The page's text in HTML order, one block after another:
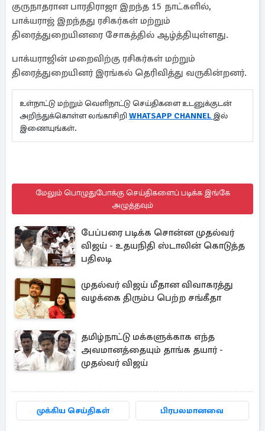
குருநாதரான பாரதிராஜா இறந்த 15 நாட்களில்,
பாக்யராஜ் இறந்தது ரசிகர்கள் மற்றும்
திரைத்துறையினரை சோகத்தில் ஆழ்த்தியுள்ளது.
பாக்யராஜின் மறைவிற்கு ரசிகர்கள் மற்றும்
திரைத்துறையினர் இரங்கல் தெரிவித்து வருகின்றனர்.
உள்நாட்டு மற்றும் வெளிநாட்டு செய்திகளை உடனுக்குடன்
அறிந்துக்கொள்ள லங்காசிறி WHATSAPP CHANNEL இல்
இணையுங்கள்.
மேலும் பொழுதுபோக்கு செய்திகளைப் படிக்க இங்கே
அழுத்தவும்
பேப்பரை படிக்க சொன்ன முதல்வர்
விஜய் - உதயநிதி ஸ்டாலின் கொடுத்த
பதிலடி
முதல்வர் விஜய் மீதான விவாகரத்து
வழக்கை திரும்ப பெற்ற சங்கீதா
தமிழ்நாட்டு மக்களுக்காக எந்த
அவமானத்தையும் தாங்க தயார் -
முதல்வர் விஜய்
முக்கிய செய்திகள் பிரபலமானவை